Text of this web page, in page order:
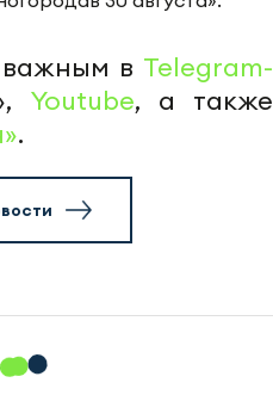
в Telegram-
Youtube, а также
.